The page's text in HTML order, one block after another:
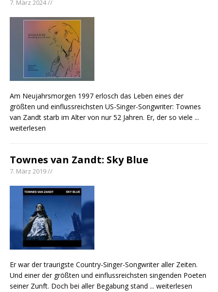
Talks“ – eine Hymne auf unvergessliche
Sommernächte
Randy Travis veröffentlicht mit „I Don’t Care“
einen weiteren Schatz aus dem Archiv
Ben Gallaher kehrt zu seinen Wurzeln zurück –
„Taylor Gold“ zeigt die Kraft der Akustik
7. März 2024 //
Am Neujahrsmorgen 1997 erlosch das Leben eines der
größten und einflussreichsten US-Singer-Songwriter: Townes
van Zandt starb im Alter von nur 52 Jahren. Er, der so viele ...
weiterlesen
Townes van Zandt: Sky Blue
7. März 2019 //
Er war der traurigste Country-Singer-Songwriter aller Zeiten.
Und einer der größten und einflussreichsten singenden Poeten
seiner Zunft. Doch bei aller Begabung stand ... weiterlesen